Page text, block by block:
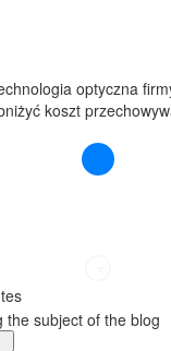
optyczna
koszt